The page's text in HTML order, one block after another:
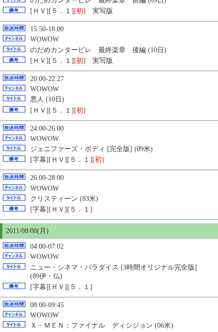
[ＨＶ][５．１] [初] 実写版
15:50-18:00
WOWOW
のだめカンタービレ 最終楽章 後編 (10日)
[ＨＶ][５．１] [初] 実写版
20:00-22:27
WOWOW
悪人 (10日)
[ＨＶ][５．１][初]
24:00-26:00
WOWOW
ジェニファーズ・ボディ [完全版] (09米)
[字幕][ＨＶ][５．１] [初]
26:00-28:00
WOWOW
クリスティーン (83米)
[字幕][ＨＶ][５．１]
2011/08/08(月)
04:00-07:02
WOWOW
ニュー・シネマ・パラダイス [3時間オリジナル完全版]
(89伊・仏)
[字幕][ＨＶ][５．１]
08:00-09:45
WOWOW
Ｘ－ＭＥＮ：ファイナル ディシジョン (06米)